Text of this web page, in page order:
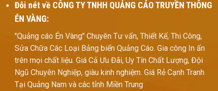
Đôi nét về CÔNG TY TNHH QUẢNG CÁO TRUYỀN THÔNG
ÉN VÀNG:
"Quảng cáo Én Vàng" Chuyên Tư vấn, Thiết Kế, Thi Công,
Sửa Chữa Các Loại Bảng biển Quảng Cáo. Gia công In ấn
trên mọi chất liệu. Giá Cả Ưu Đãi, Uy Tín Chất Lượng, Đội
Ngũ Chuyên Nghiệp, giàu kinh nghiệm. Giá Rẻ Cạnh Tranh
Tại Quảng Nam và các tỉnh Miền Trung